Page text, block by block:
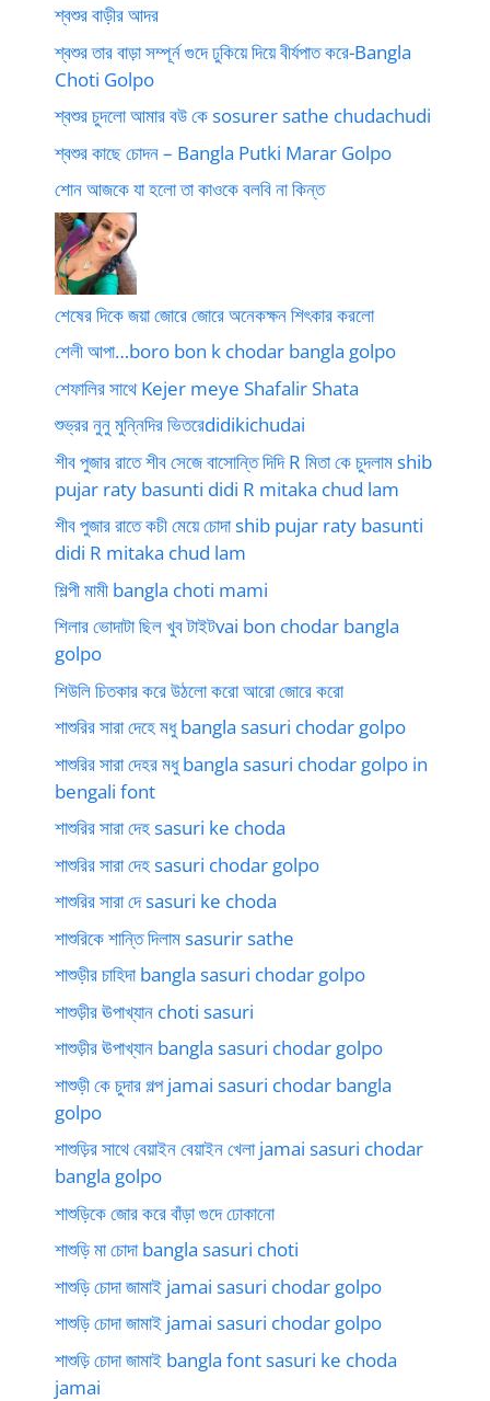
শ্বশুর বাড়ীর আদর
শ্বশুর তার বাড়া সম্পূর্ন গুদে ঢুকিয়ে দিয়ে বীর্যপাত করে-Bangla
Choti Golpo
শ্বশুর চুদলো আমার বউ কে sosurer sathe chudachudi
শ্বশুর কাছে চোদন – Bangla Putki Marar Golpo
শোন আজকে যা হলো তা কাওকে বলবি না কিন্ত
শেষের দিকে জয়া জোরে জোরে অনেকক্ষন শিৎকার করলো
শেলী আপা…boro bon k chodar bangla golpo
শেফালির সাথে Kejer meye Shafalir Shata
শুভ্রর নুনু মুন্নিদির ভিতরেdidikichudai
শীব পুজার রাতে শীব সেজে বাসোন্তি দিদি R মিতা কে চুদলাম shib
pujar raty basunti didi R mitaka chud lam
শীব পুজার রাতে কচী মেয়ে চোদা shib pujar raty basunti
didi R mitaka chud lam
শিল্পী মামী bangla choti mami
শিলার ভোদাটা ছিল খুব টাইটvai bon chodar bangla
golpo
শিউলি চিতকার করে উঠলো করো আরো জোরে করো
শাশুরির সারা দেহে মধু bangla sasuri chodar golpo
শাশুরির সারা দেহর মধু bangla sasuri chodar golpo in
bengali font
শাশুরির সারা দেহ sasuri ke choda
শাশুরির সারা দেহ sasuri chodar golpo
শাশুরির সারা দে sasuri ke choda
শাশুরিকে শান্তি দিলাম sasurir sathe
শাশুড়ীর চাহিদা bangla sasuri chodar golpo
শাশুড়ীর ঊপাখ্যান choti sasuri
শাশুড়ীর ঊপাখ্যান bangla sasuri chodar golpo
শাশুড়ী কে চুদার গল্প jamai sasuri chodar bangla
golpo
শাশুড়ির সাথে বেয়াইন বেয়াইন খেলা jamai sasuri chodar
bangla golpo
শাশুড়িকে জোর করে বাঁড়া গুদে ঢোকানো
শাশুড়ি মা চোদা bangla sasuri choti
শাশুড়ি চোদা জামাই jamai sasuri chodar golpo
শাশুড়ি চোদা জামাই jamai sasuri chodar golpo
শাশুড়ি চোদা জামাই bangla font sasuri ke choda
jamai